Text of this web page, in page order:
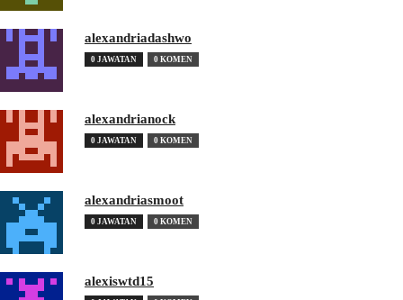
alexandriadashwo
0 JAWATAN 0 KOMEN
alexandrianock
0 JAWATAN 0 KOMEN
alexandriasmoot
0 JAWATAN 0 KOMEN
alexiswtd15